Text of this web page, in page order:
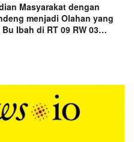
Masyarakat dengan
menjadi Olahan yang
Ibah di RT 09 RW 03